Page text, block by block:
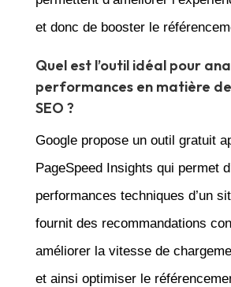
et donc de booster le
Quel est l’outil idéal pour
performances en matière
SEO ?
Google propose un outil gratuit
PageSpeed Insights qui permet
performances techniques d’un
fournit des recommandations
améliorer la vitesse de
et ainsi optimiser le